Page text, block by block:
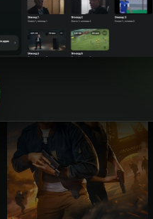
ishlari